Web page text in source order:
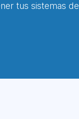
tus sistemas de